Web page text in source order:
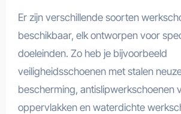
Er zijn verschillende soorten
beschikbaar, elk ontworpen voor
doeleinden. Zo heb je bijvoorbeeld
veiligheidsschoenen met stalen
bescherming, antislipwerkschoenen
oppervlakken en waterdichte